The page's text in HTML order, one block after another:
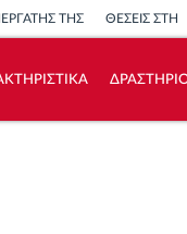
ΤΗΣ ΘΕΣΕΙΣ ΣΤΗ